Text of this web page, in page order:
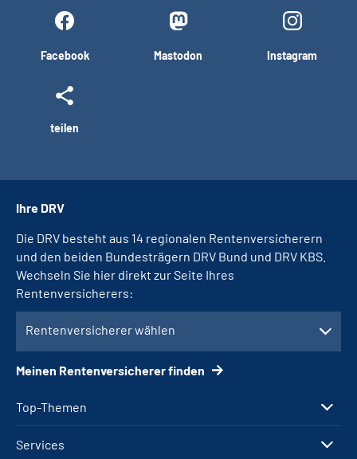
Facebook Mastodon Instagram
teilen
Top-Themen
Services
Ihre DRV
Die DRV besteht aus 14 regionalen Rentenversicherern
und den beiden Bundesträgern DRV Bund und DRV KBS.
Wechseln Sie hier direkt zur Seite Ihres
Rentenversicherers:
Rentenversicherer wählen
Meinen Rentenversicherer finden